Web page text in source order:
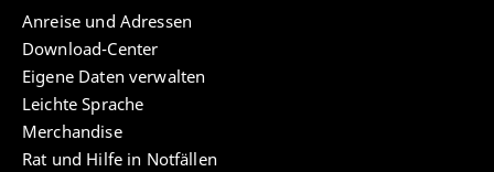
Anreise und Adressen
Download-Center
Eigene Daten verwalten
Leichte Sprache
Merchandise
Rat und Hilfe in Notfällen